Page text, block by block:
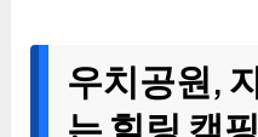
우치공원,
는 힐링 캠핑